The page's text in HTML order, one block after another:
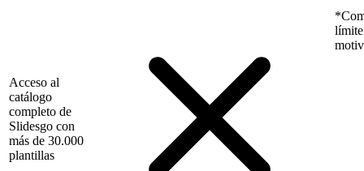
límite
Acceso al
catálogo
completo de
Slidesgo con
más de 30.000
plantillas